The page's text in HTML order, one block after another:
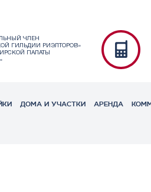
ЧЛЕН
ГИЛЬДИИ РИЭЛТОРОВ»
ПАЛАТЫ
ДОМА И УЧАСТКИ АРЕНДА